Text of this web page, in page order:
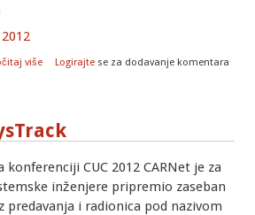
više o CUC 2012: Najbolji systrack do sada!
Logirajte se za dodavanje komentara
konferenciji CUC 2012 CARNet je za
inženjere pripremio zaseban
predavanja i radionica pod nazivom